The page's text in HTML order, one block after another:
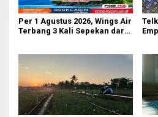
Per 1 Agustus 2026, Wings Air
Terbang 3 Kali Sepekan dari